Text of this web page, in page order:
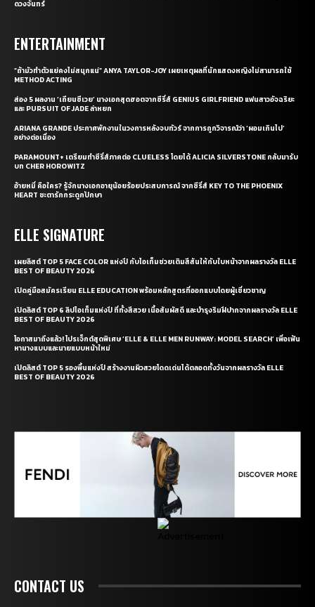
ดวงจันทร์
ENTERTAINMENT
“ถ้ามัวทำตัวแย่คงไม่สนุกแน่” ANYA TAYLOR-JOY เผยเหตุผลที่นักแสดงหญิงไม่สามารถใช้
METHOD ACTING
ส่อง 5 ผลงาน ‘เถียนซีเวย’ นางเอกสุดฮอตจากซีรี่ส์ GENIUS GIRLFRIEND แฟนสาวอัจฉริยะ
และ PURSUIT OF JADE ล่าหยก
ARIANA GRANDE ประกาศพักงานในวงการหลังจบทัวร์ จากการถูกวิจารณ์ว่า ‘ผอมเกินไป’
อย่างต่อเนื่อง
PARAMOUNT+ เตรียมทำซีรี่ส์ภาคต่อ CLUELESS โดยได้ ALICIA SILVERSTONE กลับมารับ
บท CHER HOROWITZ
อ้ายหมี่ คือใคร? รู้จักนางเอกอายุน้อยร้อยประสบการณ์ จากซีรี่ส์ KEY TO THE PHOENIX
HEART ชะตารักกระดูกปักษา
ELLE SIGNATURE
เผยลิสต์ TOP 5 FACE COLOR แห่งปี กับไอเท็มช่วยเติมสีสันให้กับใบหน้าจากผลรางวัล ELLE
BEST OF BEAUTY 2026
เปิดคู่มือสมัครเรียน ELLE EDUCATION พร้อมหลักสูตรที่ออกแบบโดยผู้เชี่ยวชาญ
เปิดลิสต์ TOP 6 ลิปไอเท็มแห่งปี ที่ทั้งสีสวย เนื้อสัมผัสดี และบำรุงริมฝีปากจากผลรางวัล ELLE
BEST OF BEAUTY 2026
โอกาสมาถึงแล้ว! โปรเจ็กต์สุดพิเศษ ‘ELLE & ELLE MEN RUNWAY: MODEL SEARCH’ เพื่อเฟ้น
หานางแบบและนายแบบหน้าใหม่
เปิดลิสต์ TOP 5 รองพื้นแห่งปี สร้างงานผิวสวยโดดเด่นได้ตลอดทั้งวันจากผลรางวัล ELLE
BEST OF BEAUTY 2026
CONTACT US